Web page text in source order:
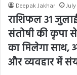
Deepak Jakhar
राशिफल 31
संतोषी की कृपा
का मिलेगा साथ,
और व्यवहार में